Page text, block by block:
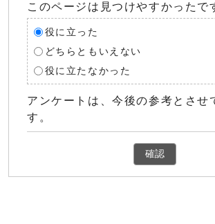
このページは見つけやすかったで
役に立った
どちらともいえない
役に立たなかった
アンケートは、今後の参考とさせ
す。
確認